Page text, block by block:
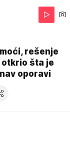
rešenje
otkrio šta je
oporavi